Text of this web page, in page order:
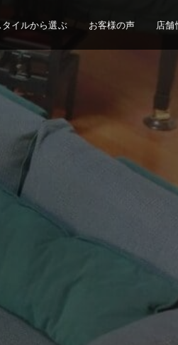
タイルから選ぶ お客様の声 店舗